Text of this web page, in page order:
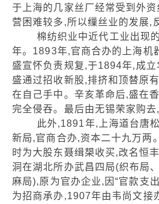
于上海的几家丝厂经常受到外
营困难较多,所以缫丝业的发展,
棉纺织业中近代工业出现的
年。1893年,官商合办的上海机
盛宣怀负责规复,于1894年,成
盛通过招收新股,排挤和顶替原
在自己手中。辛亥革命后,盛在
完全侵吞。最后由无锡荣家购去
此外,1891年,上海道台唐松
新局,官商合办,资本二十九万两
时为大股东聂缉槼收买,改名恒
洞在湖北所办武昌四局(织布局
麻局),原为官办企业,因“官款支
为招商承办,1907年由韦尚文接